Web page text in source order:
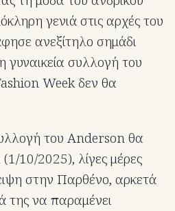
γενιά στις αρχές του
ανεξίτηλο σημάδι
γυναικεία συλλογή του
Week δεν θα
του Anderson θα
10/2025), λίγες μέρες
στην Παρθένο, αρκετά
της να παραμένει